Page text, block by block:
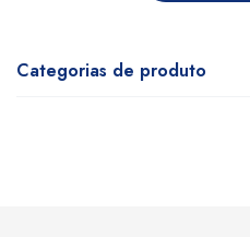
Categorias de produto